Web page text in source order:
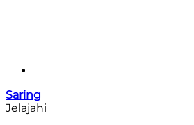
Saring
Jelajahi